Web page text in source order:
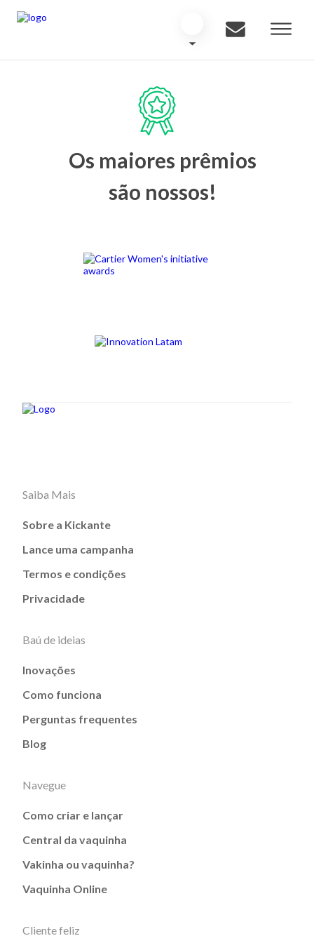
Os maiores prêmios
são nossos!
Saiba Mais
Sobre a Kickante
Lance uma campanha
Termos e condições
Privacidade
Baú de ideias
Inovações
Como funciona
Perguntas frequentes
Blog
Navegue
Como criar e lançar
Central da vaquinha
Vakinha ou vaquinha?
Vaquinha Online
Cliente feliz